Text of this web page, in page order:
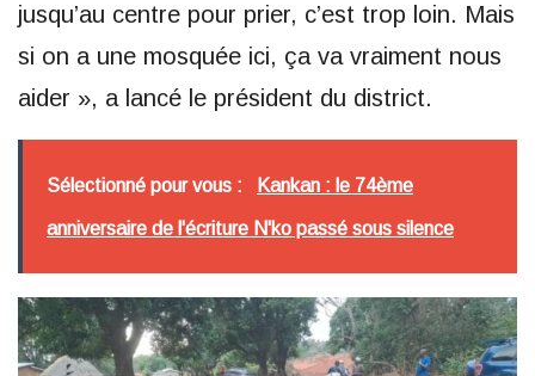
jusqu’au centre pour prier, c’est trop loin. Mais
si on a une mosquée ici, ça va vraiment nous
aider », a lancé le président du district.
Sélectionné pour vous : Kankan : le 74ème
anniversaire de l'écriture N'ko passé sous silence